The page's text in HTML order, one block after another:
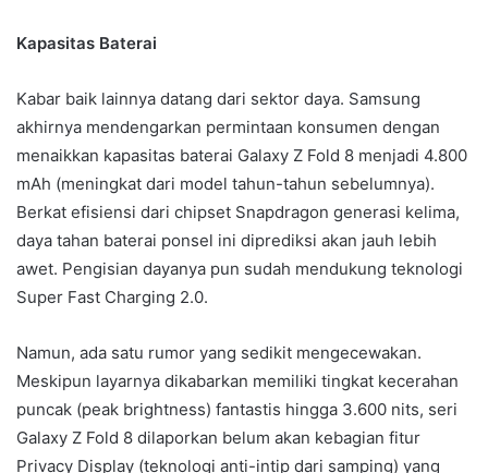
Kapasitas Baterai
Kabar baik lainnya datang dari sektor daya. Samsung
akhirnya mendengarkan permintaan konsumen dengan
menaikkan kapasitas baterai Galaxy Z Fold 8 menjadi 4.800
mAh (meningkat dari model tahun-tahun sebelumnya).
Berkat efisiensi dari chipset Snapdragon generasi kelima,
daya tahan baterai ponsel ini diprediksi akan jauh lebih
awet. Pengisian dayanya pun sudah mendukung teknologi
Super Fast Charging 2.0.
Namun, ada satu rumor yang sedikit mengecewakan.
Meskipun layarnya dikabarkan memiliki tingkat kecerahan
puncak (peak brightness) fantastis hingga 3.600 nits, seri
Galaxy Z Fold 8 dilaporkan belum akan kebagian fitur
Privacy Display (teknologi anti-intip dari samping) yang